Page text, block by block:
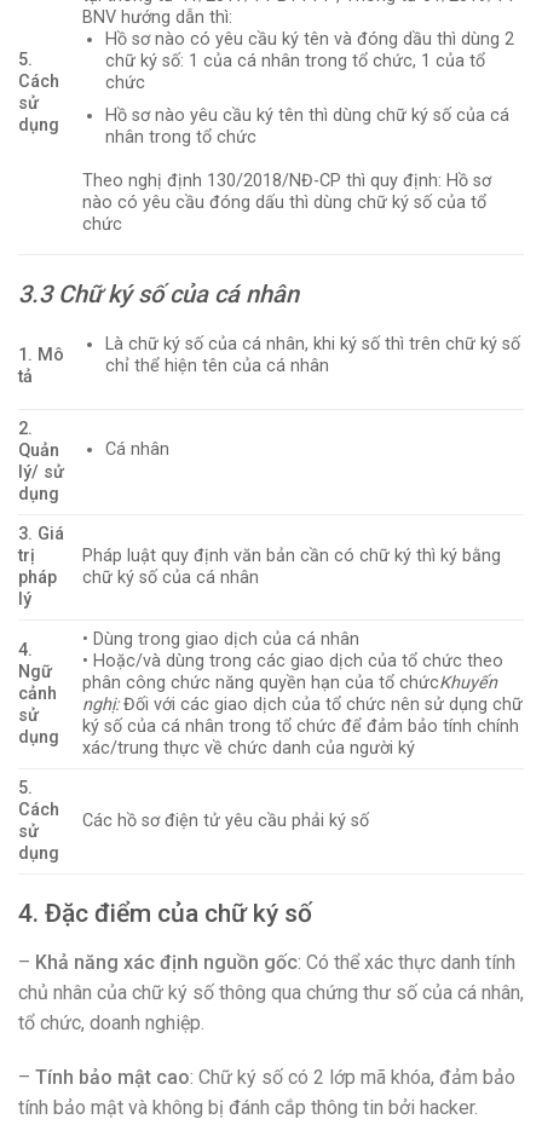
5.
Cách
sử
dụng
BNV hướng dẫn thì:
Hồ sơ nào có yêu cầu ký tên và đóng dầu thì dùng 2
chữ ký số: 1 của cá nhân trong tổ chức, 1 của tổ
chức
Hồ sơ nào yêu cầu ký tên thì dùng chữ ký số của cá
nhân trong tổ chức
Theo nghị định 130/2018/NĐ-CP thì quy định: Hồ sơ
nào có yêu cầu đóng dấu thì dùng chữ ký số của tổ
chức
3.3 Chữ ký số của cá nhân
1. Mô
tả
Là chữ ký số của cá nhân, khi ký số thì trên chữ ký số
chỉ thể hiện tên của cá nhân
2.
Quản
lý/ sử
dụng
Cá nhân
3. Giá
trị
pháp
lý
Pháp luật quy định văn bản cần có chữ ký thì ký bằng
chữ ký số của cá nhân
4.
Ngữ
cảnh
sử
dụng
• Dùng trong giao dịch của cá nhân
• Hoặc/và dùng trong các giao dịch của tổ chức theo
phân công chức năng quyền hạn của tổ chứcKhuyến
nghị:Đối với các giao dịch của tổ chức nên sử dụng chữ
ký số của cá nhân trong tổ chức để đảm bảo tính chính
xác/trung thực về chức danh của người ký
5.
Cách
sử
dụng
Các hồ sơ điện tử yêu cầu phải ký số
4. Đặc điểm của chữ ký số
– Khả năng xác định nguồn gốc: Có thể xác thực danh tính
chủ nhân của chữ ký số thông qua chứng thư số của cá nhân,
tổ chức, doanh nghiệp.
– Tính bảo mật cao: Chữ ký số có 2 lớp mã khóa, đảm bảo
tính bảo mật và không bị đánh cắp thông tin bởi hacker.